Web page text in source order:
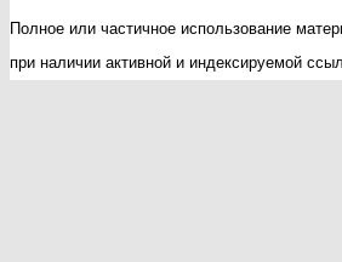
Полное или частичное использование
при наличии активной и индексируемой